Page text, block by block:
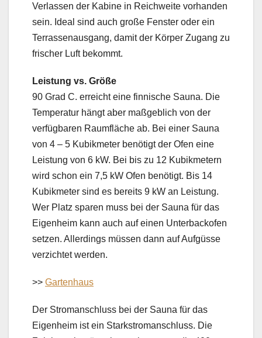
Verlassen der Kabine in Reichweite vorhanden
sein. Ideal sind auch große Fenster oder ein
Terrassenausgang, damit der Körper Zugang zu
frischer Luft bekommt.
Leistung vs. Größe
90 Grad C. erreicht eine finnische Sauna. Die
Temperatur hängt aber maßgeblich von der
verfügbaren Raumfläche ab. Bei einer Sauna
von 4 – 5 Kubikmeter benötigt der Ofen eine
Leistung von 6 kW. Bei bis zu 12 Kubikmetern
wird schon ein 7,5 kW Ofen benötigt. Bis 14
Kubikmeter sind es bereits 9 kW an Leistung.
Wer Platz sparen muss bei der Sauna für das
Eigenheim kann auch auf einen Unterbackofen
setzen. Allerdings müssen dann auf Aufgüsse
verzichtet werden.
>> Gartenhaus
Der Stromanschluss bei der Sauna für das
Eigenheim ist ein Starkstromanschluss. Die